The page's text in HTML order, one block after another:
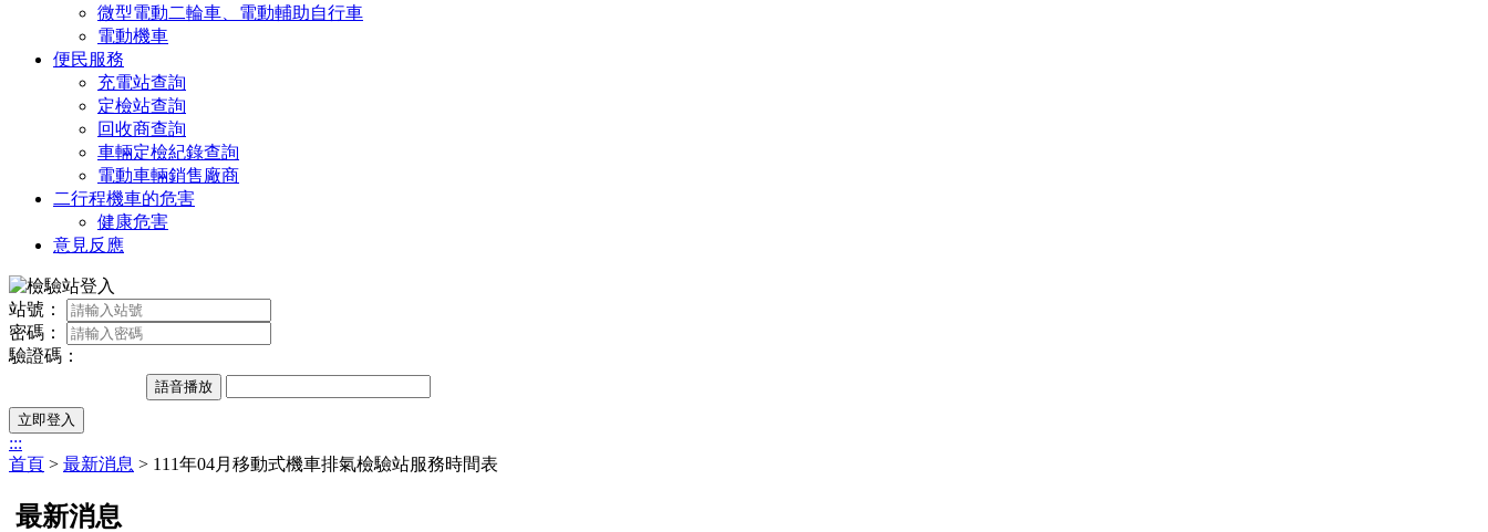
微型電動二輪車、電動輔助自行車
電動機車
便民服務
充電站查詢
定檢站查詢
回收商查詢
車輛定檢紀錄查詢
電動車輛銷售廠商
二行程機車的危害
健康危害
意見反應
站號：
密碼：
驗證碼：
語音播放
立即登入
:::
首頁 > 最新消息 > 111年04月移動式機車排氣檢驗站服務時間表
最新消息